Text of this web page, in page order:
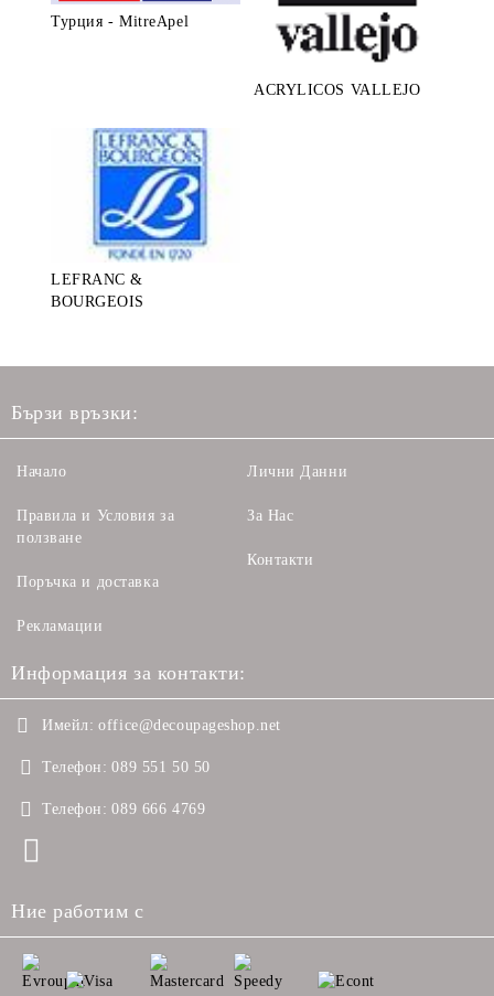
Турция - MitreApel
ACRYLICOS VALLEJO
LEFRANC &
BOURGEOIS
Бързи връзки:
Начало
Правила и Условия за
ползване
Поръчка и доставка
Рекламации
Лични Данни
За Нас
Контакти
Информация за контакти:
Имейл: office@decoupageshop.net
Телефон: 089 551 50 50
Телефон: 089 666 4769
Ние работим с